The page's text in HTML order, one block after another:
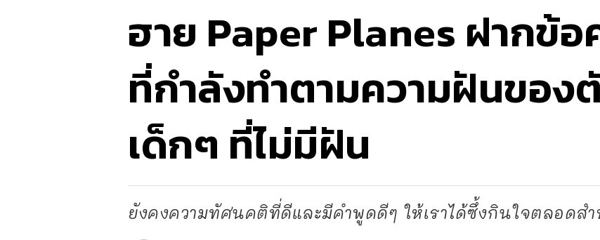
ฮาย Paper Planes ฝากข้
ที่กำลังทำตามความฝันของตั
เด็กๆ ที่ไม่มีฝัน
ยังคงความทัศนคติที่ดีและมีคำพูดดีๆ ให้เราได้ซึ้งกินใจตลอดส